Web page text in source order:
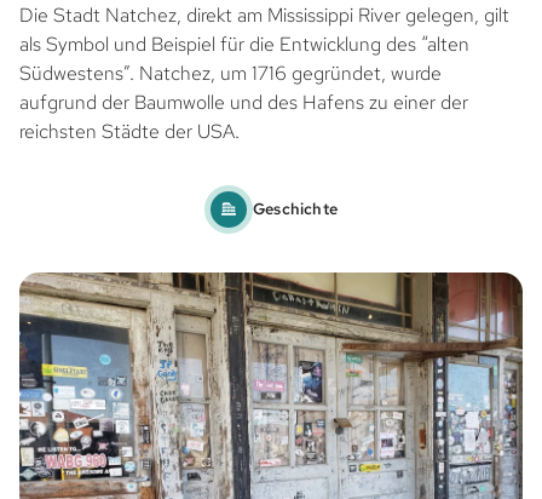
Die Stadt Natchez, direkt am Mississippi River gelegen, gilt
als Symbol und Beispiel für die Entwicklung des “alten
Südwestens”. Natchez, um 1716 gegründet, wurde
aufgrund der Baumwolle und des Hafens zu einer der
reichsten Städte der USA.
Geschichte